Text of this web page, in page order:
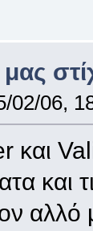
μας
02/06,
και
και
αλλό